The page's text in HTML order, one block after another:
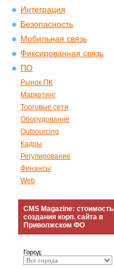
Интеграция
Безопасность
Мобильная связь
Фиксированная связь
ПО
Рынок ПК
Маркетинг
Торговые сети
Оборудование
Outsourcing
Кадры
Регулирование
Финансы
Web
CMS Magazine: стоимость
создания корп. сайта в
Приволжском ФО
Город: